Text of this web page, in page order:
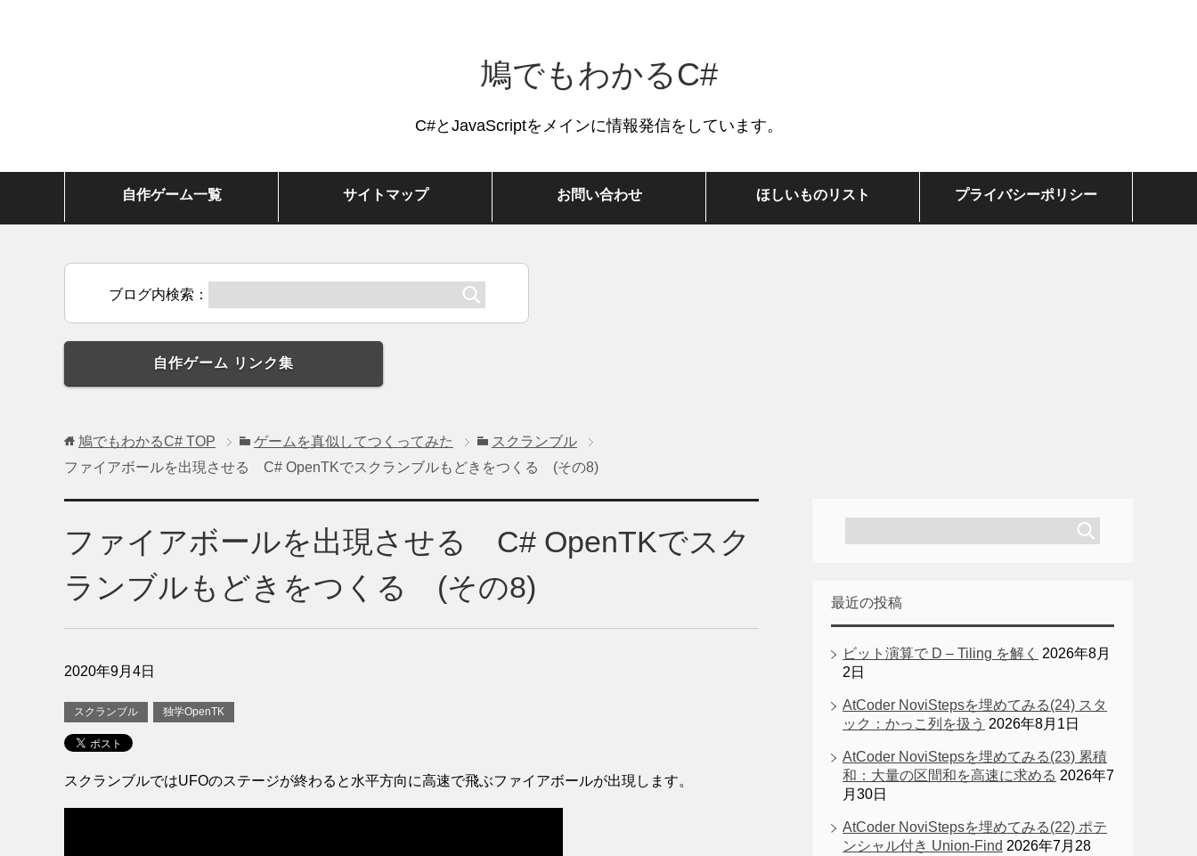
鳩でもわかるC#
C#とJavaScriptをメインに情報発信をしています。
自作ゲーム一覧 サイトマップ お問い合わせ ほしいものリスト プライバシーポリシー
ブログ内検索：
自作ゲーム リンク集
鳩でもわかるC# TOP ゲームを真似してつくってみた
スクランブル
ファイアボールを出現させる C# OpenTKでスクランブルもどきをつくる (その8)
ファイアボールを出現させる C# OpenTKでスク
ランブルもどきをつくる (その8)
2020年9月4日
スクランブル 独学OpenTK
スクランブルではUFOのステージが終わると水平方向に高速で飛ぶファイアボールが出現します。
最近の投稿
ビット演算で D – Tiling を解く
2026年8月
2日
AtCoder NoviStepsを埋めてみる(24) スタ
ック：かっこ列を扱う 2026年8月1日
AtCoder NoviStepsを埋めてみる(23) 累積
和：大量の区間和を高速に求める 2026年7
月30日
AtCoder NoviStepsを埋めてみる(22) ポテ
ンシャル付き Union-Find 2026年7月28